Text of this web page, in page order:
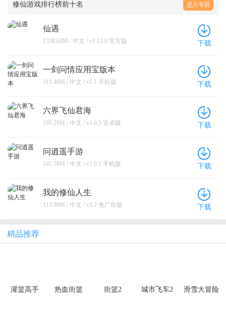
修仙游戏排行榜前十名 进入专区
仙遇
1338.63M / 中文 / v1.13.0 官方版 下载
一剑问情应用宝版本
311.46M / 中文 / v1.1 手机版 下载
六界飞仙君海
195.29M / 中文 / v1.0.5 安卓版 下载
问逍遥手游
141.58M / 中文 / v1.0.2 手机版 下载
我的修仙人生
113.99M / 中文 / v3.2 免广告版 下载
精品推荐
灌篮高手 热血街篮 街篮2 城市飞车2 滑雪大冒险